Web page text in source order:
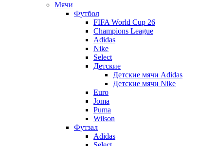
Мячи
Футбол
FIFA World Cup 26
Champions League
Adidas
Nike
Select
Детские
Детские мячи Adidas
Детские мячи Nike
Euro
Joma
Puma
Wilson
Футзал
Adidas